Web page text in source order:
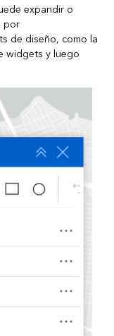
expandir o
por
de diseño, como la
widgets y luego